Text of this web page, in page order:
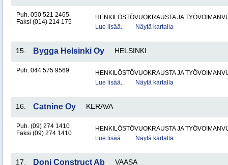
Puh. 050 521 2465
Faksi (014) 214 175
HENKILÖSTÖVUOKRAUSTA JA
Lue lisää..
Näytä kartalla
15. Bygga Helsinki Oy HELSINKI
Puh. 044 575 9569
HENKILÖSTÖVUOKRAUSTA JA
Lue lisää..
Näytä kartalla
16. Catnine Oy KERAVA
Puh. (09) 274 1410
Faksi (09) 274 1410
HENKILÖSTÖVUOKRAUSTA JA
Lue lisää..
Näytä kartalla
17. Doni Construct Ab VAASA